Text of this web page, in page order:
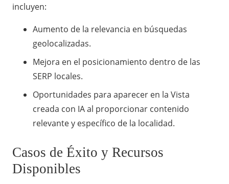
incluyen:
Aumento de la relevancia en búsquedas
geolocalizadas.
Mejora en el posicionamiento dentro de las
SERP locales.
Oportunidades para aparecer en la Vista
creada con IA al proporcionar contenido
relevante y específico de la localidad.
Casos de Éxito y Recursos
Disponibles